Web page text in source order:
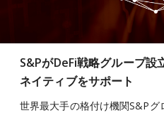
S&PがDeFi戦略グループ設
ネイティブをサポート
世界最大手の格付け機関S&Pグ